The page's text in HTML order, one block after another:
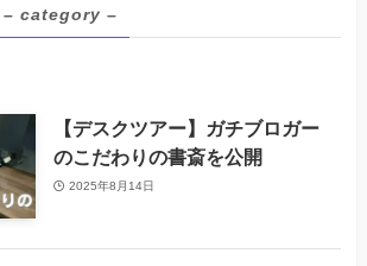
– category –
【デスクツアー】ガチブロガー
のこだわりの書斎を公開
2025年8月14日